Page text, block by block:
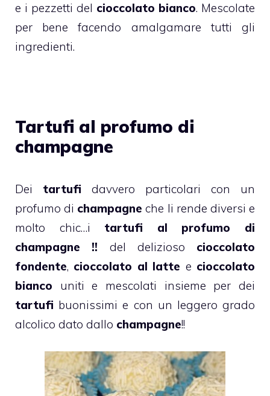
e i pezzetti del cioccolato bianco. Mescolate
per bene facendo amalgamare tutti gli
ingredienti.
Tartufi al profumo di
champagne
Dei tartufi
davvero particolari con un
profumo di champagne che li rende diversi e
molto chic…i tartufi al profumo di
champagne !! del delizioso cioccolato
fondente, cioccolato al latte e cioccolato
bianco uniti e mescolati insieme per dei
tartufi buonissimi e con un leggero grado
alcolico dato dallo champagne!!